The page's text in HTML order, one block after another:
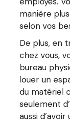
manière
selon vos
De plus, en
chez vous,
bureau
louer un
du matériel
seulement
aussi